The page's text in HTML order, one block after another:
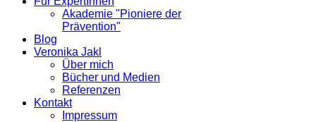
Akademie "Pioniere der
Prävention"
Blog
Veronika Jakl
Über mich
Bücher und Medien
Referenzen
Kontakt
Impressum